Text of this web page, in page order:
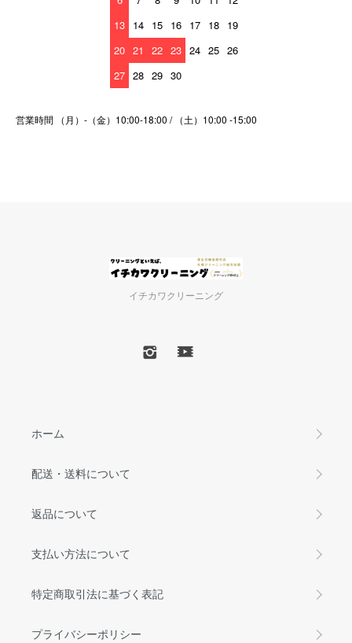
13 14 15 16 17 18 19
20 21 22 23 24 25 26
27 28 29 30
営業時間 （月）-（金）10:00-18:00 / （土）10:00 -15:00
イチカワクリーニング
ホーム
配送・送料について
返品について
支払い方法について
特定商取引法に基づく表記
プライバシーポリシー